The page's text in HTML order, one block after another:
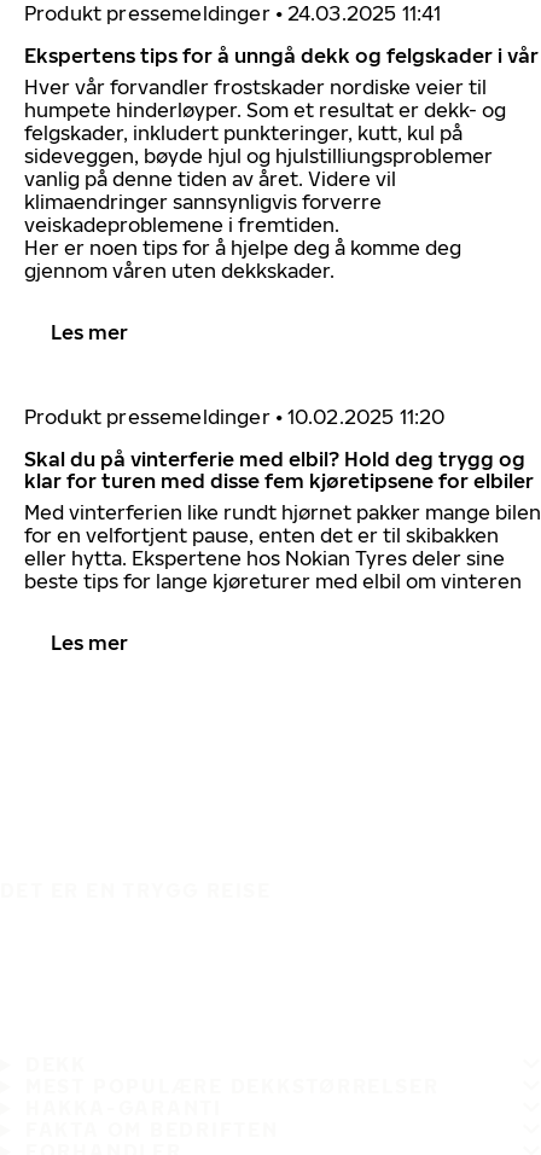
Produkt pressemeldinger • 24.03.2025 11:41
Ekspertens tips for å unngå dekk og felgskader i vår
Hver vår forvandler frostskader nordiske veier til
humpete hinderløyper. Som et resultat er dekk- og
felgskader, inkludert punkteringer, kutt, kul på
sideveggen, bøyde hjul og hjulstilliungsproblemer
vanlig på denne tiden av året. Videre vil
klimaendringer sannsynligvis forverre
veiskadeproblemene i fremtiden.
Her er noen tips for å hjelpe deg å komme deg
gjennom våren uten dekkskader.
Les mer
Produkt pressemeldinger • 10.02.2025 11:20
Skal du på vinterferie med elbil? Hold deg trygg og
klar for turen med disse fem kjøretipsene for elbiler
Med vinterferien like rundt hjørnet pakker mange bilen
for en velfortjent pause, enten det er til skibakken
eller hytta. Ekspertene hos Nokian Tyres deler sine
beste tips for lange kjøreturer med elbil om vinteren
Les mer